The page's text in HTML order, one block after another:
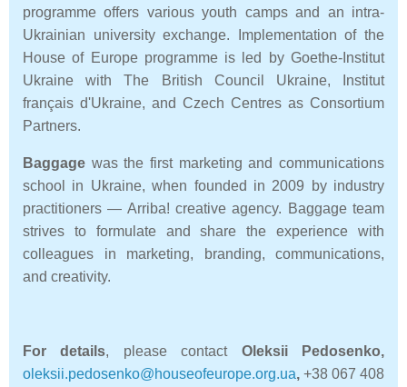
programme offers various youth camps and an intra-
Ukrainian university exchange. Implementation of the
House of Europe programme is led by Goethe-Institut
Ukraine with The British Council Ukraine, Institut
français d'Ukraine, and Czech Centres as Consortium
Partners.
Baggage was the first marketing and communications
school in Ukraine, when founded in 2009 by industry
practitioners — Arriba! creative agency. Baggage team
strives to formulate and share the experience with
colleagues in marketing, branding, communications,
and creativity.
For details, please contact Oleksii Pedosenko,
oleksii.pedosenko@houseofeurope.org.ua, +38 067 408